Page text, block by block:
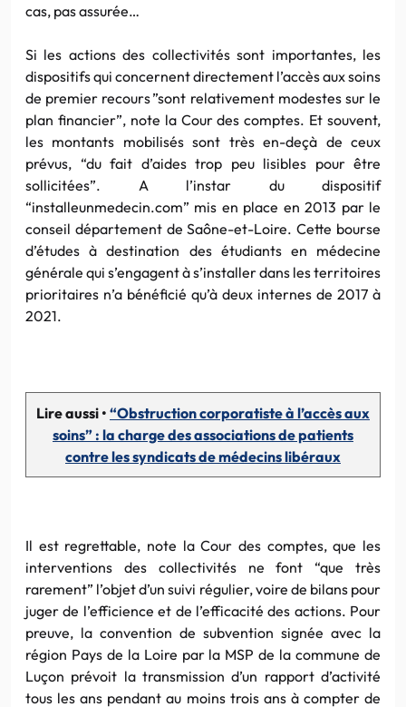
cas, pas assurée…
Si les actions des collectivités sont importantes, les
dispositifs qui concernent directement l’accès aux soins
de premier recours ”sont relativement modestes sur le
plan financier”, note la Cour des comptes. Et souvent,
les montants mobilisés sont très en-deçà de ceux
prévus, “du fait d’aides trop peu lisibles pour être
sollicitées”. A l’instar du dispositif
“installeunmedecin.com” mis en place en 2013 par le
conseil département de Saône-et-Loire. Cette bourse
d’études à destination des étudiants en médecine
générale qui s’engagent à s’installer dans les territoires
prioritaires n’a bénéficié qu’à deux internes de 2017 à
2021.
Lire aussi • “Obstruction corporatiste à l’accès aux
soins” : la charge des associations de patients
contre les syndicats de médecins libéraux
Il est regrettable, note la Cour des comptes, que les
interventions des collectivités ne font “que très
rarement” l’objet d’un suivi régulier, voire de bilans pour
juger de l’efficience et de l’efficacité des actions. Pour
preuve, la convention de subvention signée avec la
région Pays de la Loire par la MSP de la commune de
Luçon prévoit la transmission d’un rapport d’activité
tous les ans pendant au moins trois ans à compter de